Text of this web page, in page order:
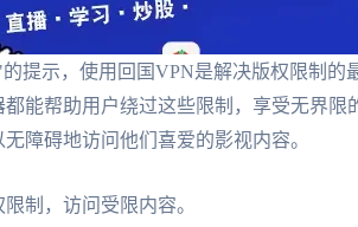
的提示，使用回国VPN是解决版权限制的
能帮助用户绕过这些限制，享受无界限
障碍地访问他们喜爱的影视内容。
制，访问受限内容。